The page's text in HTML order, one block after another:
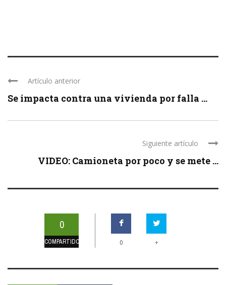
Artículo anterior
Se impacta contra una vivienda por falla ...
Siguiente artículo
VIDEO: Camioneta por poco y se mete ...
0
COMPARTIDOS 0 +